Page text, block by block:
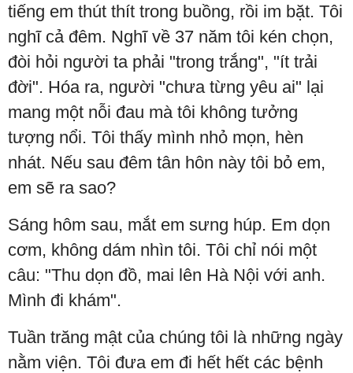
tiếng em thút thít trong buồng, rồi im bặt. Tôi
nghĩ cả đêm. Nghĩ về 37 năm tôi kén chọn,
đòi hỏi người ta phải "trong trắng", "ít trải
đời". Hóa ra, người "chưa từng yêu ai" lại
mang một nỗi đau mà tôi không tưởng
tượng nổi. Tôi thấy mình nhỏ mọn, hèn
nhát. Nếu sau đêm tân hôn này tôi bỏ em,
em sẽ ra sao?
Sáng hôm sau, mắt em sưng húp. Em dọn
cơm, không dám nhìn tôi. Tôi chỉ nói một
câu: "Thu dọn đồ, mai lên Hà Nội với anh.
Mình đi khám".
Tuần trăng mật của chúng tôi là những ngày
nằm viện. Tôi đưa em đi hết hết các bệnh